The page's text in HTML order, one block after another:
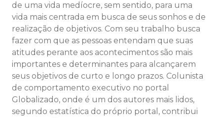
de uma vida medíocre, sem sentido, para uma
vida mais centrada em busca de seus sonhos e de
realização de objetivos. Com seu trabalho busca
fazer com que as pessoas entendam que suas
atitudes perante aos acontecimentos são mais
importantes e determinantes para alcançarem
seus objetivos de curto e longo prazos. Colunista
de comportamento executivo no portal
Globalizado, onde é um dos autores mais lidos,
segundo estatística do próprio portal, contribui